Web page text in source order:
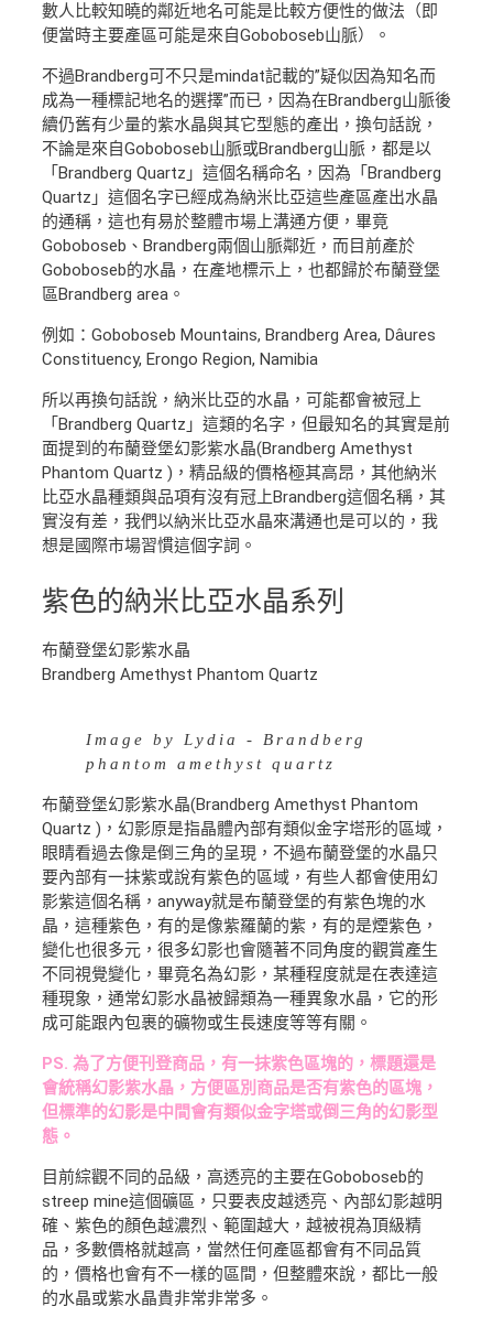
數人比較知曉的鄰近地名可能是比較方便性的做法（即
便當時主要產區可能是來自Goboboseb山脈）。
不過Brandberg可不只是mindat記載的”疑似因為知名而
成為一種標記地名的選擇”而已，因為在Brandberg山脈後
續仍舊有少量的紫水晶與其它型態的產出，換句話說，
不論是來自Goboboseb山脈或Brandberg山脈，都是以
「Brandberg Quartz」這個名稱命名，因為「Brandberg
Quartz」這個名字已經成為納米比亞這些產區產出水晶
的通稱，這也有易於整體市場上溝通方便，畢竟
Goboboseb、Brandberg兩個山脈鄰近，而目前產於
Goboboseb的水晶，在產地標示上，也都歸於布蘭登堡
區Brandberg area。
例如：Goboboseb Mountains, Brandberg Area, Dâures
Constituency, Erongo Region, Namibia
所以再換句話說，納米比亞的水晶，可能都會被冠上
「Brandberg Quartz」這類的名字，但最知名的其實是前
面提到的布蘭登堡幻影紫水晶(Brandberg Amethyst
Phantom Quartz )，精品級的價格極其高昂，其他納米
比亞水晶種類與品項有沒有冠上Brandberg這個名稱，其
實沒有差，我們以納米比亞水晶來溝通也是可以的，我
想是國際市場習慣這個字詞。
紫色的納米比亞水晶系列
布蘭登堡幻影紫水晶
Brandberg Amethyst Phantom Quartz
Image by Lydia - Brandberg
phantom amethyst quartz
布蘭登堡幻影紫水晶(Brandberg Amethyst Phantom
Quartz )，幻影原是指晶體內部有類似金字塔形的區域，
眼睛看過去像是倒三角的呈現，不過布蘭登堡的水晶只
要內部有一抹紫或說有紫色的區域，有些人都會使用幻
影紫這個名稱，anyway就是布蘭登堡的有紫色塊的水
晶，這種紫色，有的是像紫羅蘭的紫，有的是煙紫色，
變化也很多元，很多幻影也會隨著不同角度的觀賞產生
不同視覺變化，畢竟名為幻影，某種程度就是在表達這
種現象，通常幻影水晶被歸類為一種異象水晶，它的形
成可能跟內包裹的礦物或生長速度等等有關。
PS. 為了方便刊登商品，有一抹紫色區塊的，標題還是
會統稱幻影紫水晶，方便區別商品是否有紫色的區塊，
但標準的幻影是中間會有類似金字塔或倒三角的幻影型
態。
目前綜觀不同的品級，高透亮的主要在Goboboseb的
streep mine這個礦區，只要表皮越透亮、內部幻影越明
確、紫色的顏色越濃烈、範圍越大，越被視為頂級精
品，多數價格就越高，當然任何產區都會有不同品質
的，價格也會有不一樣的區間，但整體來說，都比一般
的水晶或紫水晶貴非常非常多。